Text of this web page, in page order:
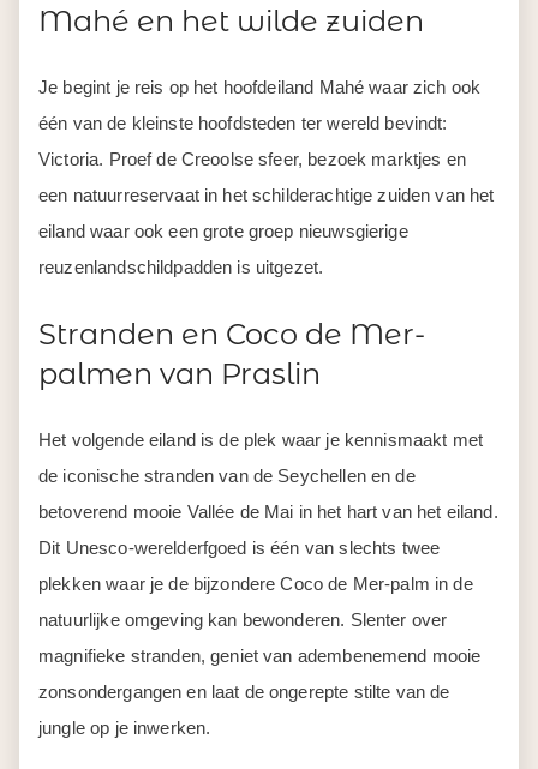
Mahé en het wilde zuiden
Je begint je reis op het hoofdeiland Mahé waar zich ook
één van de kleinste hoofdsteden ter wereld bevindt:
Victoria. Proef de Creoolse sfeer, bezoek marktjes en
een natuurreservaat in het schilderachtige zuiden van het
eiland waar ook een grote groep nieuwsgierige
reuzenlandschildpadden is uitgezet.
Stranden en Coco de Mer-
palmen van Praslin
Het volgende eiland is de plek waar je kennismaakt met
de iconische stranden van de Seychellen en de
betoverend mooie Vallée de Mai in het hart van het eiland.
Dit Unesco-werelderfgoed is één van slechts twee
plekken waar je de bijzondere Coco de Mer-palm in de
natuurlijke omgeving kan bewonderen. Slenter over
magnifieke stranden, geniet van adembenemend mooie
zonsondergangen en laat de ongerepte stilte van de
jungle op je inwerken.